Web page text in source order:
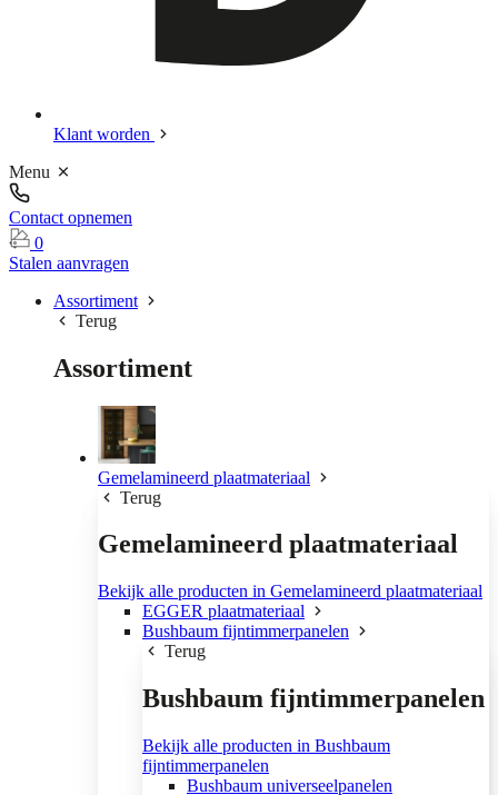
Klant worden
Menu
Contact opnemen
0
Stalen aanvragen
Assortiment
Terug
Assortiment
Gemelamineerd plaatmateriaal
Terug
Gemelamineerd plaatmateriaal
Bekijk alle producten in Gemelamineerd plaatmateriaal
EGGER plaatmateriaal
Bushbaum fijntimmerpanelen
Terug
Bushbaum fijntimmerpanelen
Bekijk alle producten in Bushbaum
fijntimmerpanelen
Bushbaum universeelpanelen